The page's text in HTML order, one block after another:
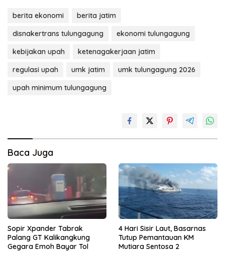
berita ekonomi
berita jatim
disnakertrans tulungagung
ekonomi tulungagung
kebijakan upah
ketenagakerjaan jatim
regulasi upah
umk jatim
umk tulungagung 2026
upah minimum tulungagung
Baca Juga
Sopir Xpander Tabrak
Palang GT Kalikangkung
Gegara Emoh Bayar Tol
4 Hari Sisir Laut, Basarnas
Tutup Pemantauan KM
Mutiara Sentosa 2